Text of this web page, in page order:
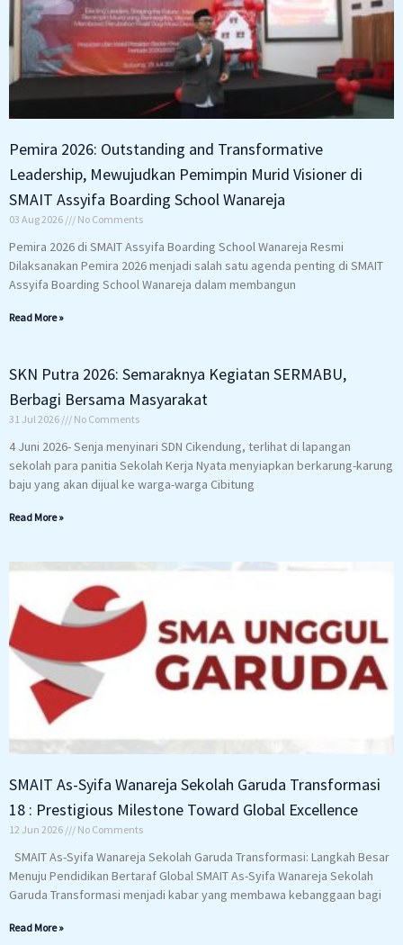
Pemira 2026: Outstanding and Transformative
Leadership, Mewujudkan Pemimpin Murid Visioner di
SMAIT Assyifa Boarding School Wanareja
03 Aug 2026 No Comments
Pemira 2026 di SMAIT Assyifa Boarding School Wanareja Resmi
Dilaksanakan Pemira 2026 menjadi salah satu agenda penting di SMAIT
Assyifa Boarding School Wanareja dalam membangun
Read More »
SKN Putra 2026: Semaraknya Kegiatan SERMABU,
Berbagi Bersama Masyarakat
31 Jul 2026 No Comments
4 Juni 2026- Senja menyinari SDN Cikendung, terlihat di lapangan
sekolah para panitia Sekolah Kerja Nyata menyiapkan berkarung-karung
baju yang akan dijual ke warga-warga Cibitung
Read More »
SMAIT As-Syifa Wanareja Sekolah Garuda Transformasi
18 : Prestigious Milestone Toward Global Excellence
12 Jun 2026 No Comments
SMAIT As-Syifa Wanareja Sekolah Garuda Transformasi: Langkah Besar
Menuju Pendidikan Bertaraf Global SMAIT As-Syifa Wanareja Sekolah
Garuda Transformasi menjadi kabar yang membawa kebanggaan bagi
Read More »